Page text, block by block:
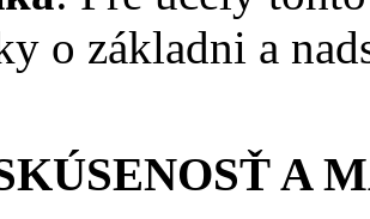
o základni a
A